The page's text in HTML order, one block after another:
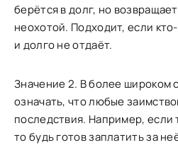
берётся в долг, но
неохотой. Подходит, если
и долго не отдаёт.
Значение 2. В более широком
означать, что любые
последствия. Например,
то будь готов заплатить за